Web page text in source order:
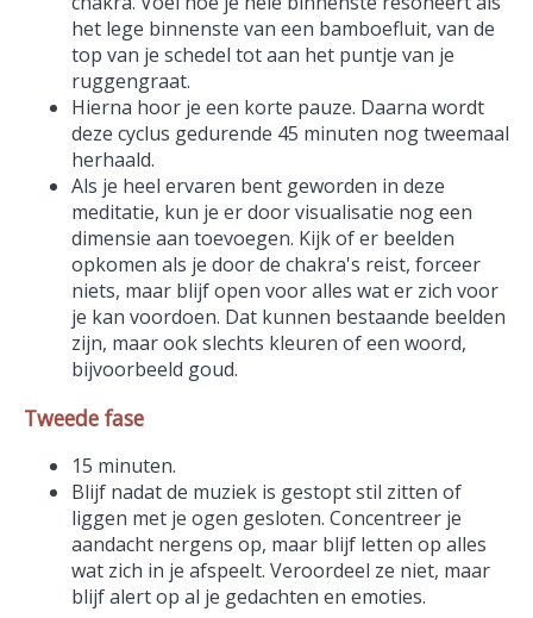
het lege binnenste van een bamboefluit, van de
top van je schedel tot aan het puntje van je
ruggengraat.
Hierna hoor je een korte pauze. Daarna wordt
deze cyclus gedurende 45 minuten nog tweemaal
herhaald.
Als je heel ervaren bent geworden in deze
meditatie, kun je er door visualisatie nog een
dimensie aan toevoegen. Kijk of er beelden
opkomen als je door de chakra's reist, forceer
niets, maar blijf open voor alles wat er zich voor
je kan voordoen. Dat kunnen bestaande beelden
zijn, maar ook slechts kleuren of een woord,
bijvoorbeeld goud.
Tweede fase
15 minuten.
Blijf nadat de muziek is gestopt stil zitten of
liggen met je ogen gesloten. Concentreer je
aandacht nergens op, maar blijf letten op alles
wat zich in je afspeelt. Veroordeel ze niet, maar
blijf alert op al je gedachten en emoties.